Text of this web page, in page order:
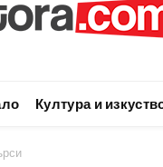
Култура и